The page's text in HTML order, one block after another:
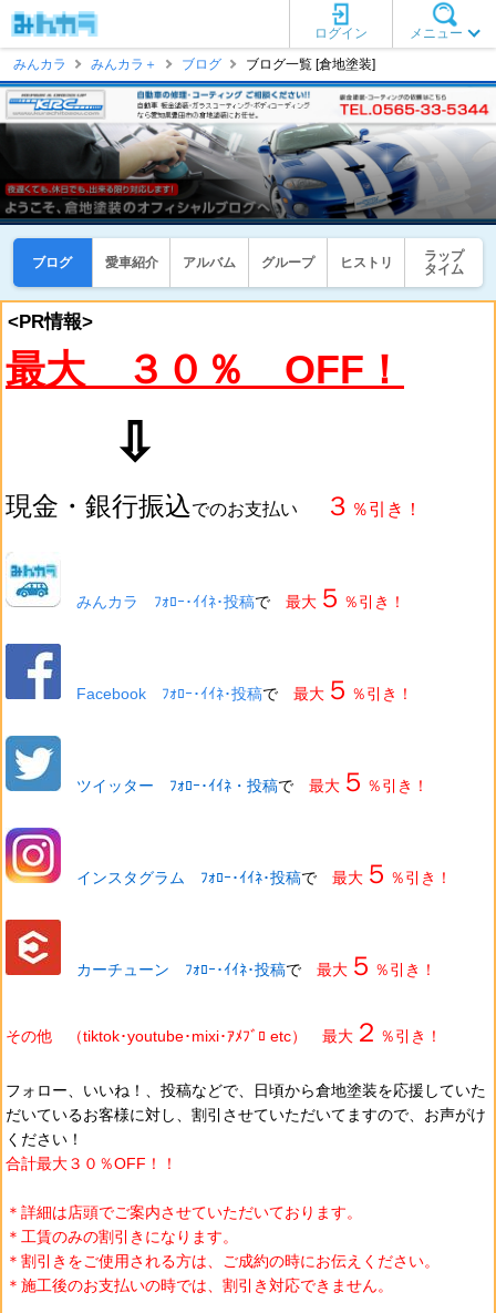
メニュー
ログイン
みんカラ
みんカラ＋ ブログ ブログ一覧 [倉地塗装]
ブログ 愛車紹介 アルバム グループ ヒストリ
ラップ
タイム
<PR情報>
最大 ３０％ OFF！
⇩
現金・銀行振込でのお支払い ３ ％引き！
みんカラ ﾌｫﾛｰ･ｲｲﾈ･投稿で 最大 ５ ％引き！
Facebook ﾌｫﾛｰ･ｲｲﾈ･投稿で 最大 ５ ％引き！
ツイッター ﾌｫﾛｰ･ｲｲﾈ・投稿で 最大 ５ ％引き！
インスタグラム ﾌｫﾛｰ･ｲｲﾈ･投稿で 最大 ５ ％引き！
カーチューン ﾌｫﾛｰ･ｲｲﾈ･投稿で 最大 ５ ％引き！
その他 （tiktok･youtube･mixi･ｱﾒﾌﾞﾛ etc） 最大 ２ ％引き！
フォロー、いいね！、投稿などで、日頃から倉地塗装を応援していた
だいているお客様に対し、割引させていただいてますので、お声がけ
ください！
合計最大３０％OFF！！
＊詳細は店頭でご案内させていただいております。
＊工賃のみの割引きになります。
＊割引きをご使用される方は、ご成約の時にお伝えください。
＊施工後のお支払いの時では、割引き対応できません。